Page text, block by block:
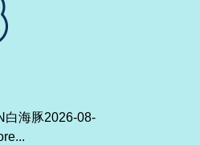
白海豚2026-08-